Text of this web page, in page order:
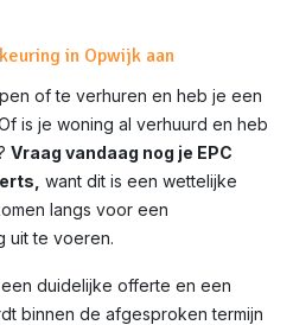
in Opwijk aan
of te verhuren en heb je een
is je woning al verhuurd en heb
Vraag vandaag nog je EPC
want dit is een wettelijke
langs voor een
uit te voeren.
duidelijke offerte en een
binnen de afgesproken termijn